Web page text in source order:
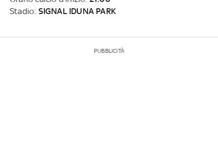
Stadio: SIGNAL IDUNA PARK
PUBBLICITÀ